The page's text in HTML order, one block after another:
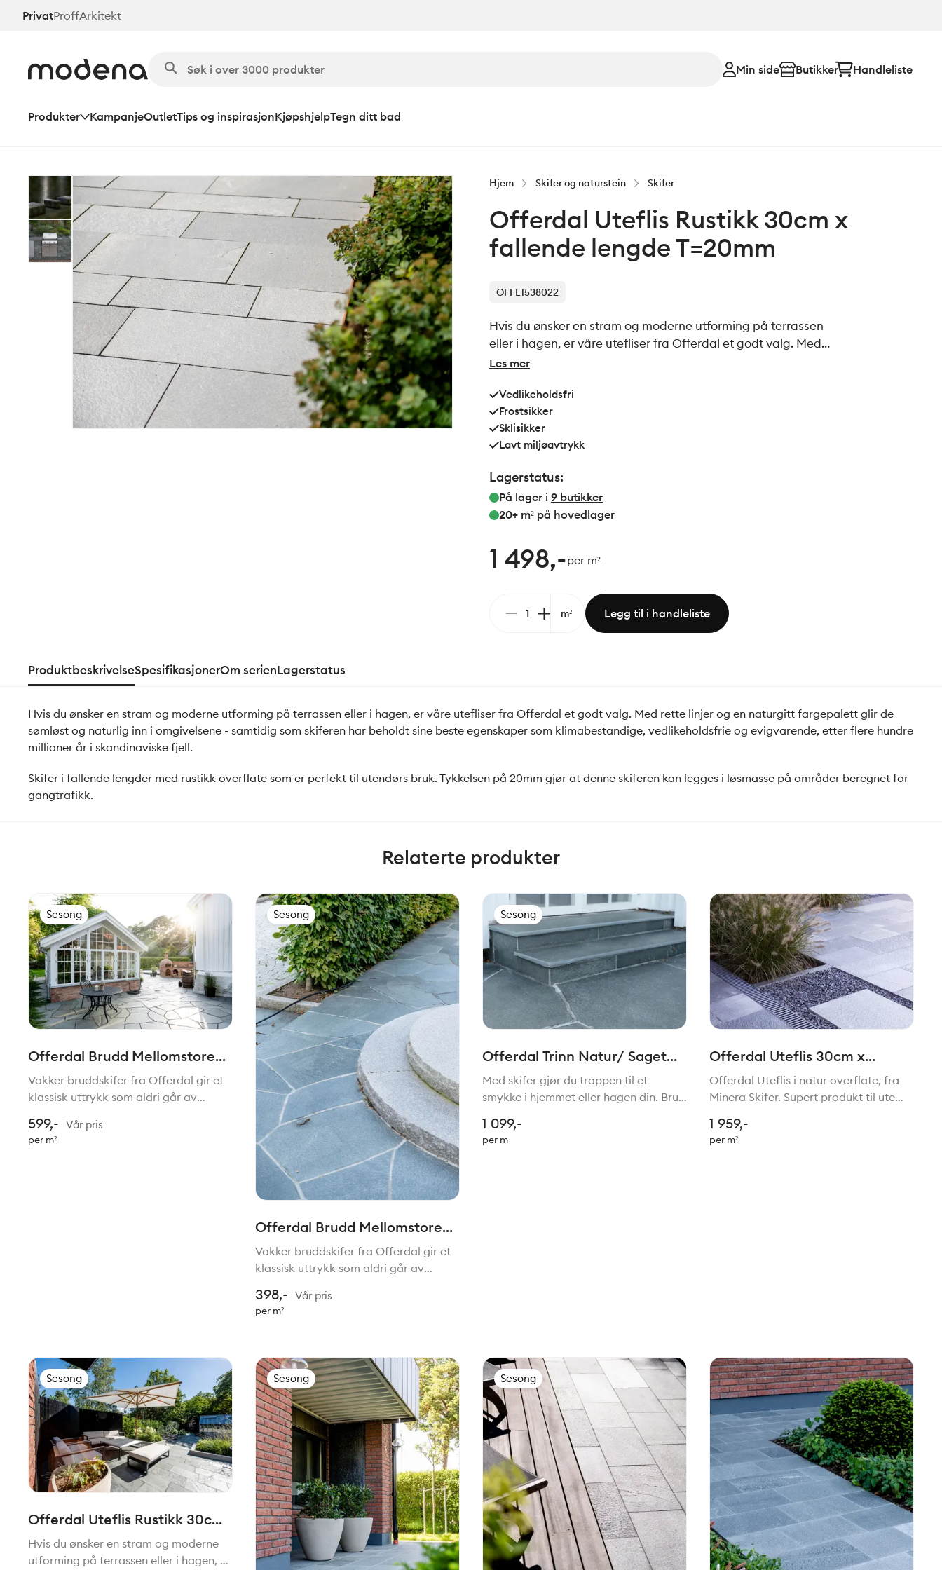
HoppPrivatProffArkitekt
Min side Butikker Handleliste
Produkter KampanjeOutletTips og inspirasjonKjøpshjelpTegn ditt bad
Hjem Skifer og naturstein Skifer
Offerdal Uteflis Rustikk 30cm x
fallende lengde T=20mm
OFFE1538022
Hvis du ønsker en stram og moderne utforming på terrassen
eller i hagen, er våre utefliser fra Offerdal et godt valg. Med
rette linjer og en naturgitt fargepalett glir de sømløst og
sine beste egenskaper som klimabestandige, vedlikeholdsfrie
og evigvarende, etter flere hundre millioner år i skandinaviske
fjell.
Les mer
Vedlikeholdsfri
Frostsikker
Sklisikker
Lavt miljøavtrykk
Lagerstatus:
På lager i 9 butikker
20+ m² på hovedlager
1 498,-per m²
m² Legg til i handleliste
ProduktbeskrivelseSpesifikasjonerOm serienLagerstatus
Hvis du ønsker en stram og moderne utforming på terrassen eller i hagen, er våre utefliser fra Offerdal et godt valg. Med rette linjer og en naturgitt fargepalett glir de
sømløst og naturlig inn i omgivelsene - samtidig som skiferen har beholdt sine beste egenskaper som klimabestandige, vedlikeholdsfrie og evigvarende, etter flere hundre
millioner år i skandinaviske fjell.
Skifer i fallende lengder med rustikk overflate som er perfekt til utendørs bruk. Tykkelsen på 20mm gjør at denne skiferen kan legges i løsmasse på områder beregnet for
gangtrafikk.
Relaterte produkter
Sesong
Offerdal Brudd Mellomstore
T=20-30mm
Vakker bruddskifer fra Offerdal gir et
klassisk uttrykk som aldri går av
skape avgrensede soner i hagen, som
spiseplassen, utekjøkkenet eller
599,- Vår pris
per m²
Sesong
Offerdal Brudd Mellomstore/
Små T=10-20mm
Vakker bruddskifer fra Offerdal gir et
klassisk uttrykk som aldri går av
skape avgrensede soner i hagen, som
spiseplassen, utekjøkkenet eller
398,- Vår pris
per m²
Sesong
Offerdal Trinn Natur/ Saget
32,5cm x fallende lengde 75-
120cm T=20mm
Med skifer gjør du trappen til et
smykke i hjemmet eller hagen din. Bruk
oppsiktsvekkende vakre overganger
mellom etasjer, rom eller soner. Inne
1 099,-
per m
Offerdal Uteflis 30cm x
fallende lengder 10-20mm
tykkelse
Offerdal Uteflis i natur overflate, fra
Minera Skifer. Supert produkt til ute
til sortering av denne produkttypen,
og man må påregne at enkelte fliser
1 959,-
per m²
Sesong
Offerdal Uteflis Rustikk 30cm
x fallende lengde T=12mm
Hvis du ønsker en stram og moderne
utforming på terrassen eller i hagen, er
Sesong Sesong